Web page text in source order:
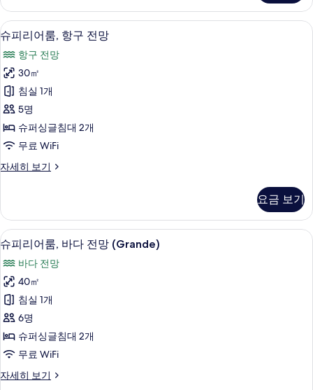
Access)
사
진
모
두
보
기
트,
바
다
전
망
(With
Lounge
Access)
자
세
히
보
슈
피
리
어
룸,
항
구
전
망
진
모
두
보
기
3
슈피리어룸, 항구 전망
항구 전망
30㎡
침실 1개
5명
슈퍼싱글침대 2개
무료 WiFi
자세히 보기
슈
룸,
항
구
전
망
자
세
히
보
기
요금 보기
슈
피
리
어
룸,
바
다
전
망
5
슈피리어룸, 바다 전망 (Grande)
바다 전망
40㎡
침실 1개
6명
슈퍼싱글침대 2개
무료 WiFi
자세히 보기
슈